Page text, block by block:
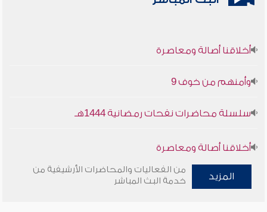
أخلاقنا أصالة ومعاصرة
وأمنهم من خوف 9
سلسلة محاضرات نفحات رمضانية 1444هـ
أخلاقنا أصالة ومعاصرة
وأمنهم من خوف 9
المزيد
من الفعاليات والمحاضرات الأرشيفية من
خدمة البث المباشر